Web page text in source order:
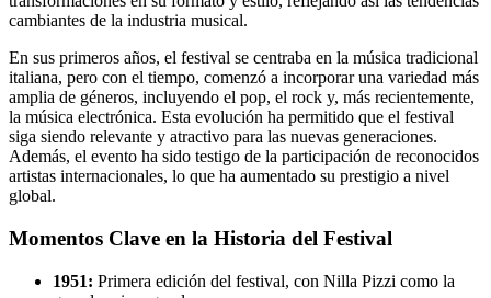
cambiantes de la industria musical.
En sus primeros años, el festival se centraba en la música tradicional
italiana, pero con el tiempo, comenzó a incorporar una variedad más
amplia de géneros, incluyendo el pop, el rock y, más recientemente,
la música electrónica. Esta evolución ha permitido que el festival
siga siendo relevante y atractivo para las nuevas generaciones.
Además, el evento ha sido testigo de la participación de reconocidos
artistas internacionales, lo que ha aumentado su prestigio a nivel
global.
Momentos Clave en la Historia del Festival
1951: Primera edición del festival, con Nilla Pizzi como la